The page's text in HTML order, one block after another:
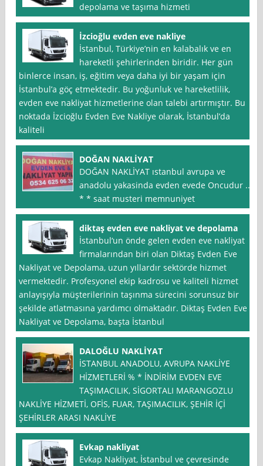
depolama ve taşıma hizmeti
İzcioğlu evden eve nakliye
İstanbul, Türkiye’nin en kalabalık ve en
hareketli şehirlerinden biridir. Her gün
binlerce insan, iş, eğitim veya daha iyi bir yaşam için
İstanbul’a göç etmektedir. Bu yoğunluk ve hareketlilik,
evden eve nakliyat hizmetlerine olan talebi artırmıştır. Bu
noktada İzcioğlu Evden Eve Nakliye olarak, İstanbul’da
kaliteli
DOĞAN NAKLİYAT
DOĞAN NAKLİYAT ıstanbul avrupa ve
anadolu yakasinda evden evede Oncudur ..
* * saat musteri memnuniyet
diktaş evden eve nakliyat ve depolama
İstanbul‘un önde gelen evden eve nakliyat
firmalarından biri olan Diktaş Evden Eve
Nakliyat ve Depolama, uzun yıllardır sektörde hizmet
vermektedir. Profesyonel ekip kadrosu ve kaliteli hizmet
anlayışıyla müşterilerinin taşınma sürecini sorunsuz bir
şekilde atlatmasına yardımcı olmaktadır. Diktaş Evden Eve
Nakliyat ve Depolama, başta İstanbul
DALOĞLU NAKLİYAT
İSTANBUL ANADOLU, AVRUPA NAKLİYE
HİZMETLERİ % * İNDİRİM EVDEN EVE
TAŞIMACILIK, SİGORTALI MARANGOZLU
NAKLİYE HİZMETİ, OFİS, FUAR, TAŞIMACILIK, ŞEHİR İÇİ
ŞEHİRLER ARASI NAKLİYE
Evkap nakliyat
Evkap Nakliyat, İstanbul ve çevresinde